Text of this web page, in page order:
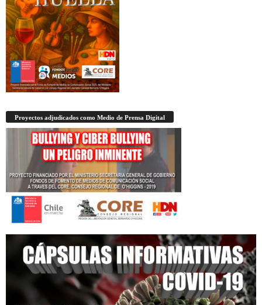
Proyectos adjudicados como Medio de Prensa Digital